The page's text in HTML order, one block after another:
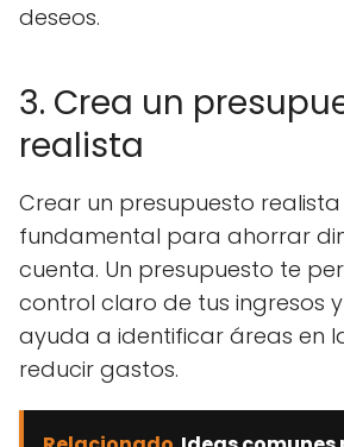
deseos.
3. Crea un
realista
Crear un presupuesto realista
fundamental para ahorrar
cuenta. Un presupuesto te
control claro de tus ingresos
ayuda a identificar áreas en
reducir gastos.